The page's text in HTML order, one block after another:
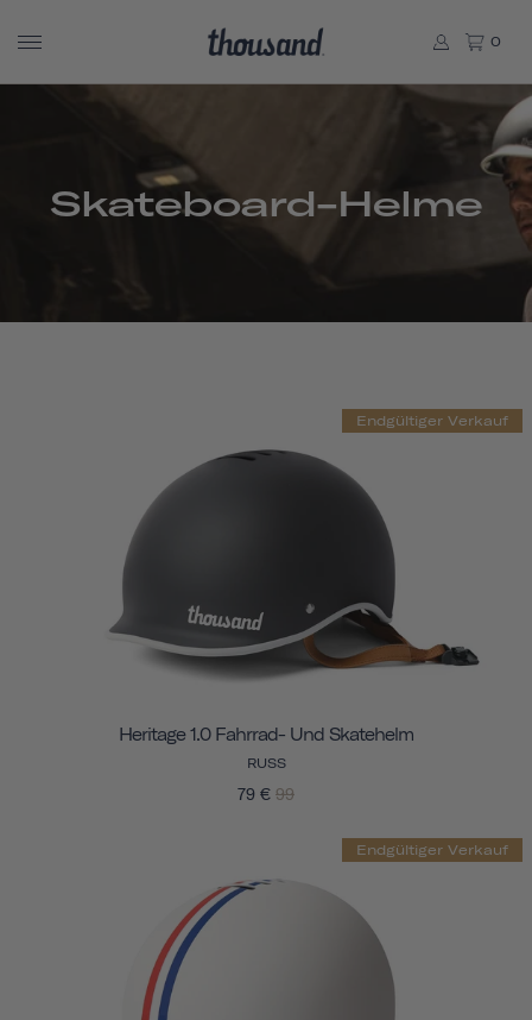
0
Skateboard-Helme
Endgültiger Verkauf
Heritage 1.0 Fahrrad- Und Skatehelm
RUSS
79 € 99
Endgültiger Verkauf